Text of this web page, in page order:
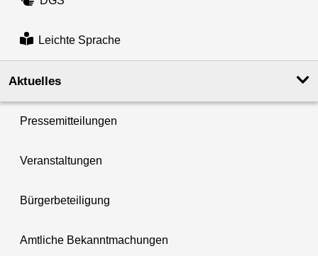
Leichte Sprache
Aktuelles
Pressemitteilungen
Veranstaltungen
Bürgerbeteiligung
Amtliche Bekanntmachungen